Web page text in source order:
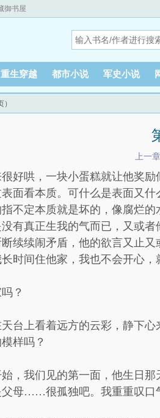
御书屋
重生穿越 都市小说 军史小说
上一章
好哄，一块小蛋糕就让他奖
面看本质。可什么是表面又
不定本质就是坏的，像腐烂
有真正生我的气而已，又或
续续闹矛盾，他的欲言又止
时间住他家，我也不会开心，
？
台上看着远方的云彩，静下
样吗？
，我们见的第一面，他生日
母……很孤独吧。我重重叹口